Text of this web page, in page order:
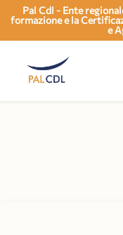
Pal Cdl - Ente
formazione e la
e